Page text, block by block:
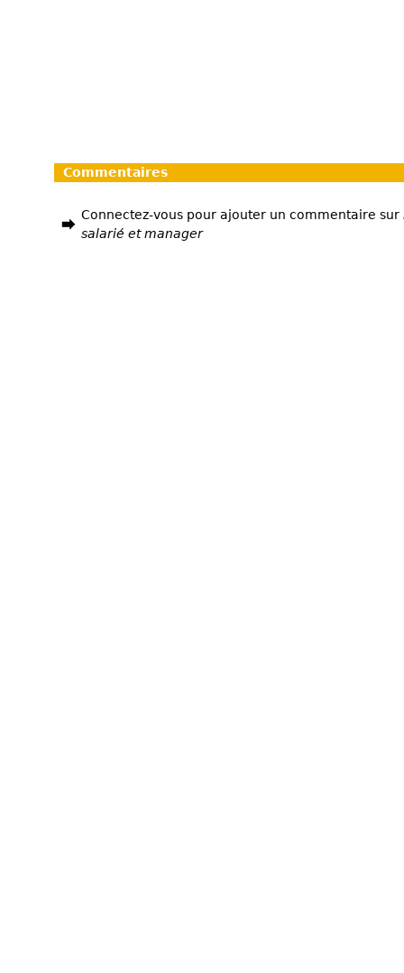
Commentaires
Connectez-vous pour ajouter un commentaire sur
salarié et manager